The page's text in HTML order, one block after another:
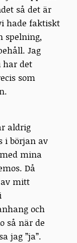
så det är
hade faktiskt
spelning,
Jag
har det
som
aldrig
i början av
mina
Då
av mitt
och
så när de
jag ”ja”.